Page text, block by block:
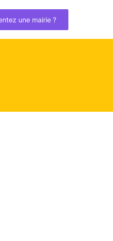
une mairie ?